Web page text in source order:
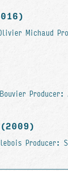
Michaud
Producer:
Producer: